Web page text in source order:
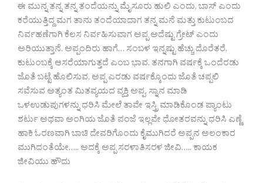
ಈ ಮುನ್ನ ತನ್ನ ತನ್ನ ತಂದೆಯನ್ನು ಮೈಸೂರು ಹುಲಿ ಎಂದು, ಬಾಸ್ ಎಂದು
ಕರೆಯುತ್ತಿದ್ದ ಮಗ ತಾನು ತಂದೆಯಾದಾಗ ತನ್ನ ಮನೆ ಮತ್ತು ಕುಟುಂಬದ
ನಿರ್ವಹಣೆಗಾಗಿ ಕೆಲಸ ನಿರ್ವಹಿಸುವಾಗ ಅಪ್ಪ ಅದೆಷ್ಟು ಗ್ರೇಟ್ ಎಂದು
ಅರಿಯುತ್ತಾನೆ. ಅಪ್ಪಂದಿರು ಹಾಗೆ… ಸಂಬಳ ಇನ್ನಷ್ಟು ಹೆಚ್ಚು ದೊರೆತರೆ,
ಕುಟುಂಬಕ್ಕೆ ಆಸರೆಯಾಗುತ್ತದೆ ಎಂಬ ಭಾವ. ತನಗಾಗಿ ವರ್ಷಕ್ಕೆ ಒಂದೆರಡು
ಜೊತೆ ಬಟ್ಟೆ ಹೊಲಿಸುವ, ಅಪ್ಪ ಎರಡು ವರ್ಷಕ್ಕೊಂದು ಜೊತೆ ಚಪ್ಪಲಿ
ಸವೆಸುವ ಅತ್ಯಂತ ಮಿತವ್ಯಯದ ವ್ಯಕ್ತಿ ಅಪ್ಪ. ಸ್ನಾನ ಮಾಡಿ
ಒಳಉಡುಪುಗಳನ್ನು ಧರಿಸಿ ಮೇಲೆ ತಾವೇ ಇಸ್ತ್ರಿ ಮಾಡಿಕೊಂಡ ಪ್ಯಾಂಟು
ಶರ್ಟು ಅಥವಾ ಅಂಗಿಯ ಜೊತೆ ಪಂಜೆ ಇಲ್ಲವೇ ಧೋತರವನ್ನು ಧರಿಸಿ ಎಣ್ಣೆ
ಹಾಕಿ ಓರಣವಾಗಿ ಬಾಚಿ ದೇವರಿಗೊಂದು ಕೈಮುಗಿದರೆ ಅಪ್ಪನ ಅಲಂಕಾರ
ಮುಗಿದಂತೆಯೇ….. ಅದಕ್ಕೆ ಅಪ್ಪ ಸರಳಾತಿಸರಳ ಜೀವಿ….. ಕಾಯಕ
ಜೀವಿಯು ಹೌದು